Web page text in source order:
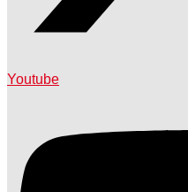
Youtube